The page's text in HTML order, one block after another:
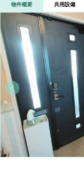
物件概要 共用設備